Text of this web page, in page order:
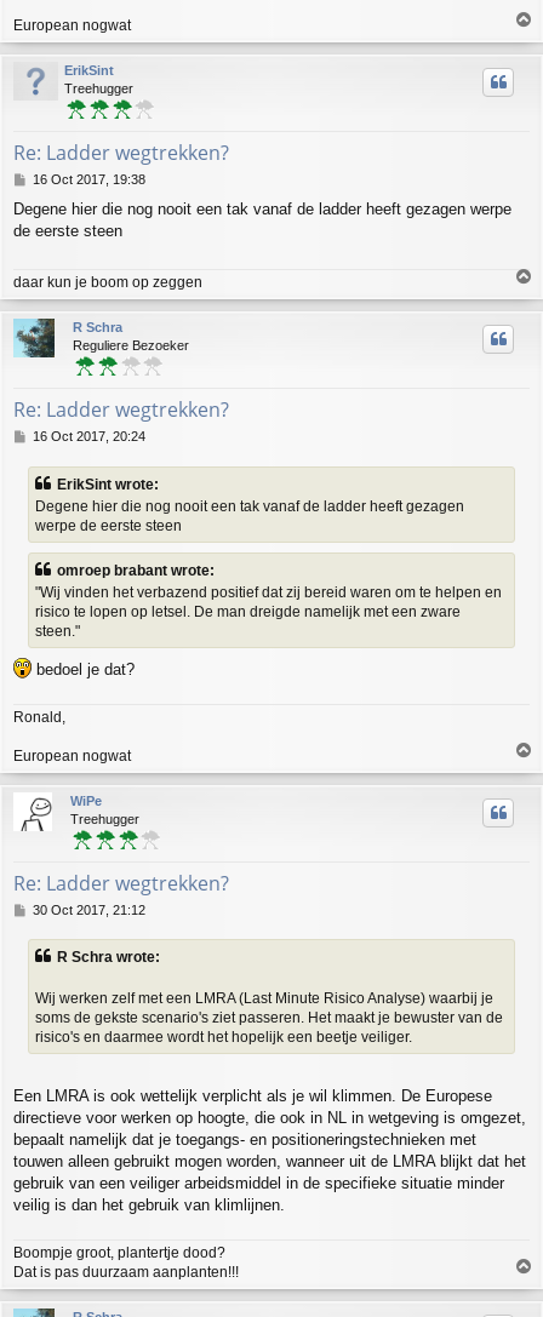
European nogwat
o
p
ErikSint
Treehugger
Re: Ladder wegtrekken?
P
s
t
16 Oct 2017, 19:38
Degene hier die nog nooit een tak vanaf de ladder heeft gezagen werpe
de eerste steen
daar kun je boom op zeggen
o
p
R Schra
Reguliere Bezoeker
Re: Ladder wegtrekken?
P
s
16 Oct 2017, 20:24
ErikSint wrote:
Degene hier die nog nooit een tak vanaf de ladder heeft gezagen
werpe de eerste steen
omroep brabant wrote:
"Wij vinden het verbazend positief dat zij bereid waren om te helpen en
risico te lopen op letsel. De man dreigde namelijk met een zware
steen."
bedoel je dat?
Ronald,
European nogwat
o
p
WiPe
Treehugger
Re: Ladder wegtrekken?
P
s
30 Oct 2017, 21:12
R Schra wrote:
Wij werken zelf met een LMRA (Last Minute Risico Analyse) waarbij je
soms de gekste scenario's ziet passeren. Het maakt je bewuster van de
risico's en daarmee wordt het hopelijk een beetje veiliger.
Een LMRA is ook wettelijk verplicht als je wil klimmen. De Europese
directieve voor werken op hoogte, die ook in NL in wetgeving is omgezet,
bepaalt namelijk dat je toegangs- en positioneringstechnieken met
touwen alleen gebruikt mogen worden, wanneer uit de LMRA blijkt dat het
gebruik van een veiliger arbeidsmiddel in de specifieke situatie minder
veilig is dan het gebruik van klimlijnen.
Boompje groot, plantertje dood?
Dat is pas duurzaam aanplanten!!!
o
p